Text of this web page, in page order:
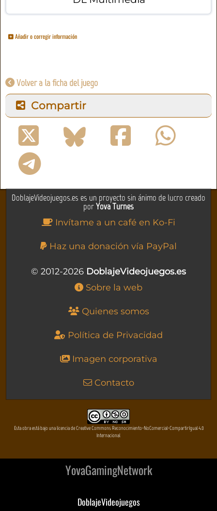
Añadir o corregir información
Volver a la ficha del juego
Compartir
DoblajeVideojuegos.es es un proyecto sin ánimo de lucro creado
porYova Turnes
Invítame a un café en Ko-Fi
Haz una donación vía PayPal
© 2012-2026 DoblajeVideojuegos.es
Sobre la web
Quienes somos
Política de Privacidad
Imagen corporativa
Contacto
Esta obra está bajo una licencia de Creative Commons Reconocimiento-NoComercial-CompartirIgual 4.0
Internacional
YovaGamingNetwork
DoblajeVideojuegos